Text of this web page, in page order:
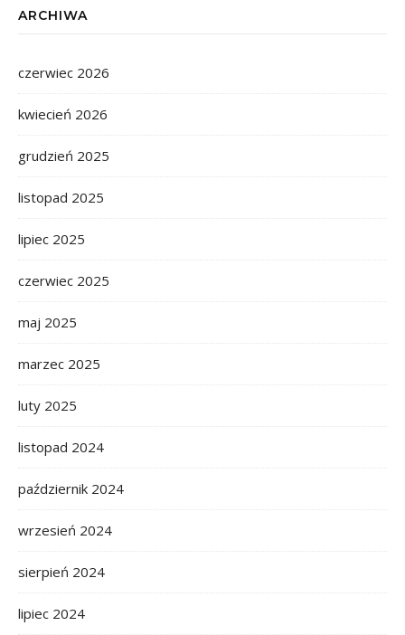
ARCHIWA
czerwiec 2026
kwiecień 2026
grudzień 2025
listopad 2025
lipiec 2025
czerwiec 2025
maj 2025
marzec 2025
luty 2025
listopad 2024
październik 2024
wrzesień 2024
sierpień 2024
lipiec 2024